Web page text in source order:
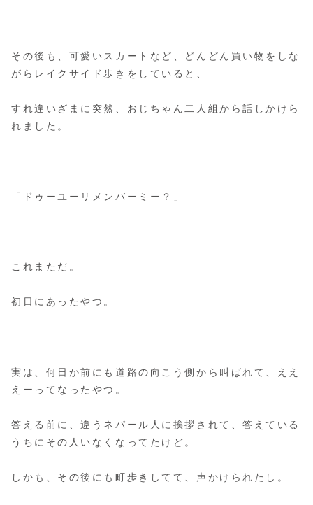
その後も、可愛いスカートなど、どんどん買い物をしな
がらレイクサイド歩きをしていると、
すれ違いざまに突然、おじちゃん二人組から話しかけら
れました。
「ドゥーユーリメンバーミー？」
これまただ。
初日にあったやつ。
実は、何日か前にも道路の向こう側から叫ばれて、ええ
えーってなったやつ。
答える前に、違うネパール人に挨拶されて、答えている
うちにその人いなくなってたけど。
しかも、その後にも町歩きしてて、声かけられたし。